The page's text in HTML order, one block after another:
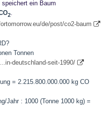
speichert ein Baum
2.
de/post/co2-baum
Tonnen
deutschland-seit-1990/
= 2.215.800.000.000 kg CO
Jahr : 1000 (Tonne 1000 kg) =